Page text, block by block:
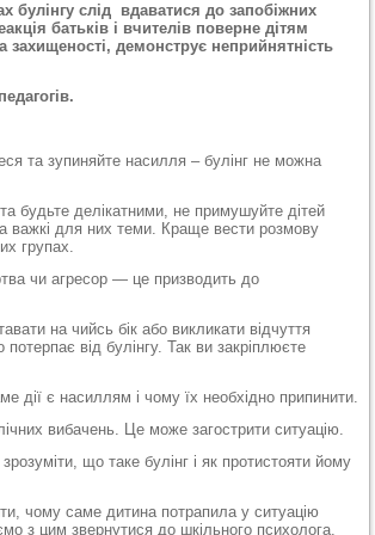
булінгу слід вдаватися до запобіжних
батьків і вчителів поверне дітям
захищеності, демонструє неприйнятність
та зупиняйте насилля – булінг не можна
будьте делікатними, не примушуйте дітей
важкі для них теми. Краще вести розмову
групах.
чи агресор — це призводить до
на чийсь бік або викликати відчуття
потерпає від булінгу. Так ви закріплюєте
дії є насиллям і чому їх необхідно припинити.
вибачень. Це може загострити ситуацію.
що таке булінг і як протистояти йому
чому саме дитина потрапила у ситуацію
з цим звернутися до шкільного психолога.